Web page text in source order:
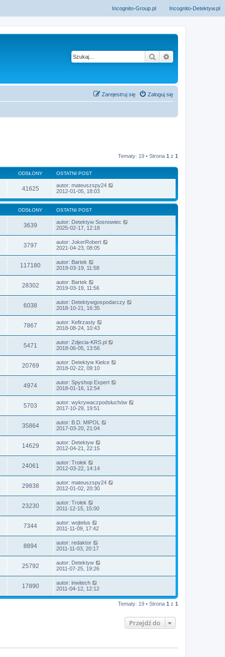
Incognito-Detektyw.pl
Incognito-Group.pl
Szukaj
Zaloguj się
Zarejestruj się
Tematy: 19 • Strona 1 z 1
ODSŁONY OSTATNI POST
41625 autor: mateuszspy24
2012-01-05, 18:03
ODSŁONY OSTATNI POST
3639 autor: Detektyw Sosnowiec
2025-02-17, 12:18
3797 autor: JokerRobert
2021-04-23, 08:05
117180 autor: Bartek
2019-03-19, 11:58
28302 autor: Bartek
2019-03-19, 11:56
6038 autor: Detektywgospodarczy
2018-10-21, 16:35
7867 autor: Kefirzasty
2018-08-24, 10:43
5471 autor: Zdjecia-KRS.pl
2018-06-05, 13:56
20769 autor: Detektyw Kielce
2018-02-22, 09:10
4974 autor: Spyshop Expert
2018-01-16, 12:54
5703 autor: wykrywaczpodsłuchów
2017-10-29, 19:51
35864 autor: B.D. MIPOL
2017-03-20, 21:04
14629 autor: Detektyw
2012-04-21, 22:15
24061 autor: Trolek
2012-03-22, 14:14
29838 autor: mateuszspy24
2012-01-02, 20:30
23230 autor: Trolek
2011-12-15, 15:00
7344 autor: wojtelus
2011-11-09, 17:42
8894 autor: redaktor
2011-11-03, 20:17
25792 autor: Detektyw
2011-07-25, 19:26
17890 autor: inwitech
2011-04-12, 12:12
Tematy: 19 • Strona 1 z 1
Przejdź do